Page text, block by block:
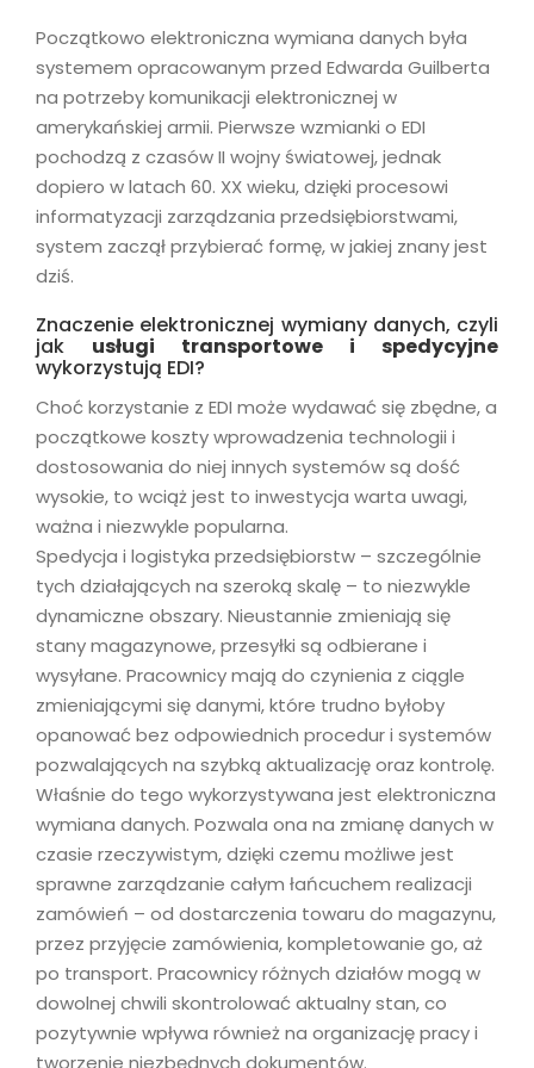
Początkowo elektroniczna wymiana danych była
systemem opracowanym przed Edwarda Guilberta
na potrzeby komunikacji elektronicznej w
amerykańskiej armii. Pierwsze wzmianki o EDI
pochodzą z czasów II wojny światowej, jednak
dopiero w latach 60. XX wieku, dzięki procesowi
informatyzacji zarządzania przedsiębiorstwami,
system zaczął przybierać formę, w jakiej znany jest
dziś.
Znaczenie elektronicznej wymiany danych, czyli
jak usługi transportowe i spedycyjne
wykorzystują EDI?
Choć korzystanie z EDI może wydawać się zbędne, a
początkowe koszty wprowadzenia technologii i
dostosowania do niej innych systemów są dość
wysokie, to wciąż jest to inwestycja warta uwagi,
ważna i niezwykle popularna.
Spedycja i logistyka przedsiębiorstw – szczególnie
tych działających na szeroką skalę – to niezwykle
dynamiczne obszary. Nieustannie zmieniają się
stany magazynowe, przesyłki są odbierane i
wysyłane. Pracownicy mają do czynienia z ciągle
zmieniającymi się danymi, które trudno byłoby
opanować bez odpowiednich procedur i systemów
pozwalających na szybką aktualizację oraz kontrolę.
Właśnie do tego wykorzystywana jest elektroniczna
wymiana danych. Pozwala ona na zmianę danych w
czasie rzeczywistym, dzięki czemu możliwe jest
sprawne zarządzanie całym łańcuchem realizacji
zamówień – od dostarczenia towaru do magazynu,
przez przyjęcie zamówienia, kompletowanie go, aż
po transport. Pracownicy różnych działów mogą w
dowolnej chwili skontrolować aktualny stan, co
pozytywnie wpływa również na organizację pracy i
tworzenie niezbędnych dokumentów.